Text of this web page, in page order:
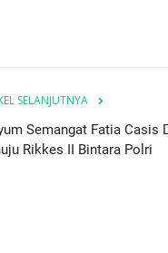
SELANJUTNYA
Semangat Fatia Casis
Rikkes II Bintara Polri